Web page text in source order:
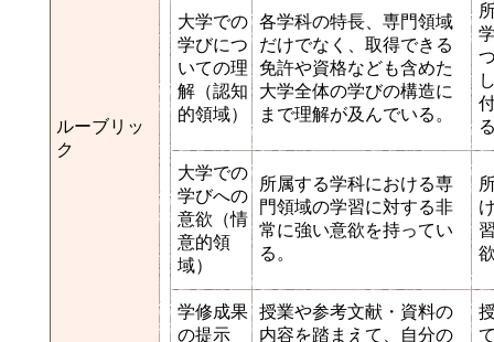
ルーブリッ
ク
大学での
学びにつ
いての理
解（認知
的領域）
各学科の特長、専門領域
だけでなく、取得できる
免許や資格なども含めた
大学全体の学びの構造に
まで理解が及んでいる。
大学での
学びへの
意欲（情
意的領
域）
所属する学科における専
門領域の学習に対する非
常に強い意欲を持ってい
る。
学修成果
の提示
授業や参考文献・資料の
内容を踏まえて、自分の